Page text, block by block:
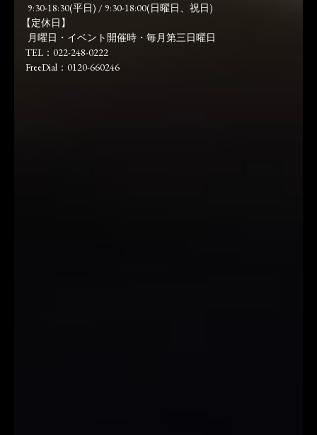
9:30-18:30(平日) / 9:30-18:00(日曜日、祝日)
【定休日】
月曜日・イベント開催時・毎月第三日曜日
TEL：022-248-0222
FreeDial：0120-660246